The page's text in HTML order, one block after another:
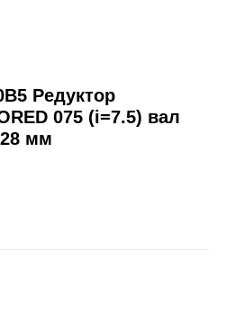
Редуктор
075 (i=7.5) вал
мм